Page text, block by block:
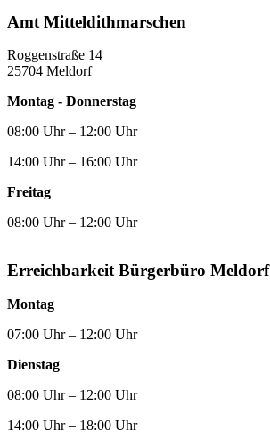
Amt Mittel­dithmarschen
Roggenstraße 14
25704 Meldorf
Montag - Donnerstag
08:00 Uhr – 12:00 Uhr
14:00 Uhr – 16:00 Uhr
Freitag
08:00 Uhr – 12:00 Uhr
Erreichbarkeit Bürgerbüro Meldorf
Montag
07:00 Uhr – 12:00 Uhr
Dienstag
08:00 Uhr – 12:00 Uhr
14:00 Uhr – 18:00 Uhr